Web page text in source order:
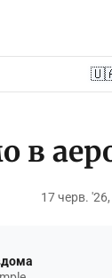
в
17 черв. '26,